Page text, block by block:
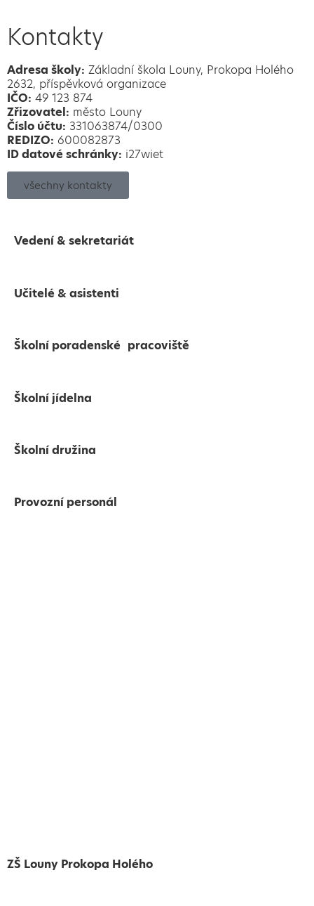
Kontakty
Adresa školy: Základní škola Louny, Prokopa Holého
2632, příspěvková organizace
IČO: 49 123 874
Zřizovatel: město Louny
Číslo účtu: 331063874/0300
REDIZO: 600082873
ID datové schránky: i27wiet
všechny kontakty
Vedení & sekretariát
Učitelé & asistenti
Školní poradenské pracoviště
Školní jídelna
Školní družina
Provozní personál
ZŠ Louny Prokopa Holého